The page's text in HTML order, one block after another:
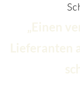
„Einen
Lieferanten